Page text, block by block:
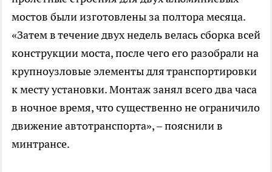
мостов были изготовлены за полтора месяца.
«Затем в течение двух недель велась сборка всей
конструкции моста, после чего его разобрали на
крупноузловые элементы для транспортировки
к месту установки. Монтаж занял всего два часа
в ночное время, что существенно не ограничило
движение автотранспорта», – пояснили в
минтрансе.